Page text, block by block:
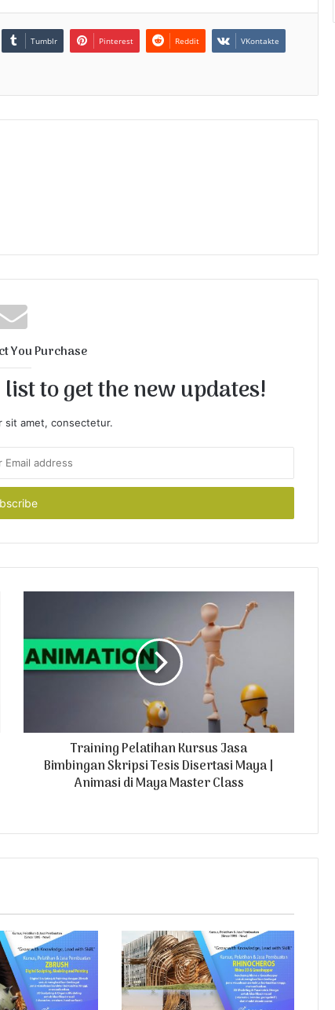
Tumblr Pinterest Reddit VKontakte
You Purchase
to get the new updates!
sit amet, consectetur.
Training Pelatihan Kursus Jasa
Bimbingan Skripsi Tesis Disertasi Maya |
Animasi di Maya Master Class